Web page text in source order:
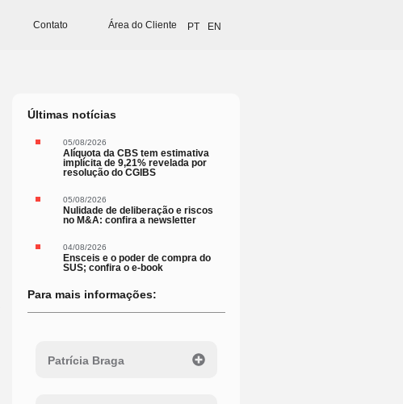
Contato Área do Cliente PT EN
Últimas notícias
05/08/2026
Alíquota da CBS tem estimativa
implícita de 9,21% revelada por
resolução do CGIBS
05/08/2026
Nulidade de deliberação e riscos
no M&A: confira a newsletter
04/08/2026
Ensceis e o poder de compra do
SUS; confira o e-book
Para mais informações:
Patrícia Braga